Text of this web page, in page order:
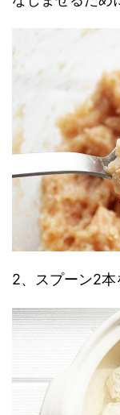
2、スプーン2本